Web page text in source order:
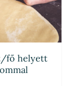
fő helyett